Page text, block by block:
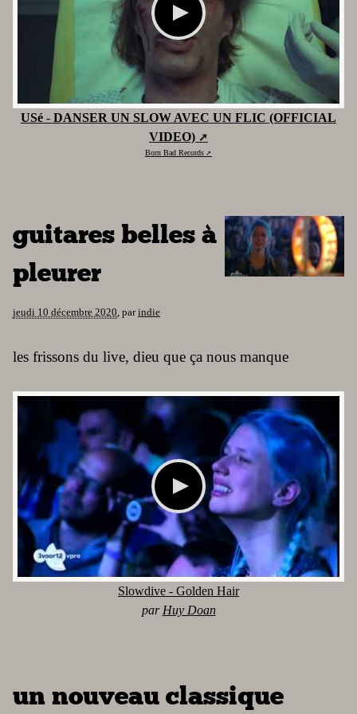
USé - DANSER UN SLOW AVEC UN FLIC (OFFICIAL
VIDEO)
Born Bad Records
guitares belles à
pleurer
jeudi 10 décembre 2020, parindie
les frissons du live, dieu que ça nous manque
Slowdive - Golden Hair
par Huy Doan
un nouveau classique